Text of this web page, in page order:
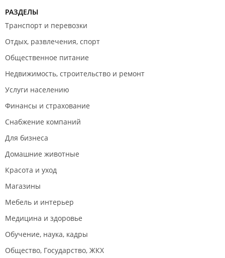
РАЗДЕЛЫ
Транспорт и перевозки
Отдых, развлечения, спорт
Общественное питание
Недвижимость, строительство и ремонт
Услуги населению
Финансы и страхование
Снабжение компаний
Для бизнеса
Домашние животные
Красота и уход
Магазины
Мебель и интерьер
Медицина и здоровье
Обучение, наука, кадры
Общество, Государство, ЖКХ